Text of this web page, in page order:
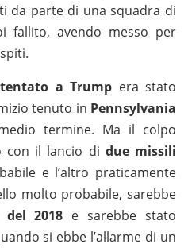
da parte di una squadra di
fallito, avendo messo per
a Trump era stato
tenuto in Pennsylvania
termine. Ma il colpo
con il lancio di due missili
e l’altro praticamente
molto probabile, sarebbe
2018 e sarebbe stato
si ebbe l’allarme di un